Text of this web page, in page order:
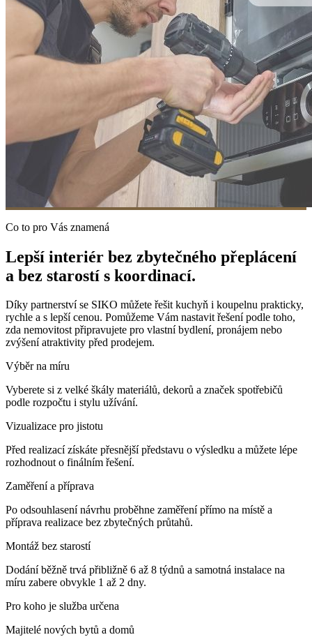
Co to pro Vás znamená
Lepší interiér bez zbytečného přeplácení
a bez starostí s koordinací.
Díky partnerství se SIKO můžete řešit kuchyň i koupelnu prakticky,
rychle a s lepší cenou. Pomůžeme Vám nastavit řešení podle toho,
zda nemovitost připravujete pro vlastní bydlení, pronájem nebo
zvýšení atraktivity před prodejem.
Výběr na míru
Vyberete si z velké škály materiálů, dekorů a značek spotřebičů
podle rozpočtu i stylu užívání.
Vizualizace pro jistotu
Před realizací získáte přesnější představu o výsledku a můžete lépe
rozhodnout o finálním řešení.
Zaměření a příprava
Po odsouhlasení návrhu proběhne zaměření přímo na místě a
příprava realizace bez zbytečných průtahů.
Montáž bez starostí
Dodání běžně trvá přibližně 6 až 8 týdnů a samotná instalace na
míru zabere obvykle 1 až 2 dny.
Pro koho je služba určena
Majitelé nových bytů a domů